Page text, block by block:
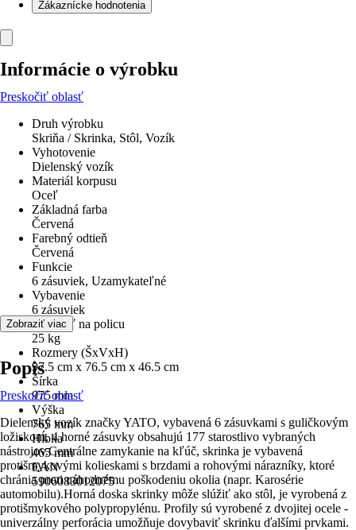
Zákaznícke hodnotenia
Informácie o výrobku
Preskočiť oblasť
Druh výrobku
Skriňa / Skrinka, Stôl, Vozík
Vyhotovenie
Dielenský vozík
Materiál korpusu
Oceľ
Základná farba
Červená
Farebný odtieň
Červená
Funkcie
6 zásuviek, Uzamykateľné
Vybavenie
6 zásuviek
Nosnosť na policu
25 kg
Rozmery (ŠxVxH)
97.5 cm x 76.5 cm x 46.5 cm
Šírka
975 mm
Výška
765 mm
Hĺbka
465 mm
EAN
5906083012075
Zobraziť viac
Popis
Preskočiť oblasť
Dielenský vozík značky YATO, vybavená 6 zásuvkami s guličkovým
ložiskom, 4 horné zásuvky obsahujú 177 starostlivo vybraných
nástrojov.Centrálne zamykanie na kľúč, skrinka je vybavená
protišmykovými kolieskami s brzdami a rohovými nárazníky, ktoré
chránia proti náhodnému poškodeniu okolia (napr. Karosérie
automobilu).Horná doska skrinky môže slúžiť ako stôl, je vyrobená z
protišmykového polypropylénu. Profily sú vyrobené z dvojitej ocele -
univerzálny perforácia umožňuje dovybaviť skrinku ďalšími prvkami.